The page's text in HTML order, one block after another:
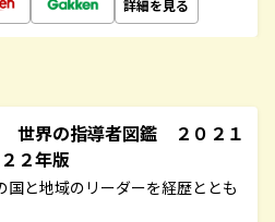
詳細を見る
世界の指導者図鑑 ２０２１
２年版
国と地域のリーダーを経歴ととも